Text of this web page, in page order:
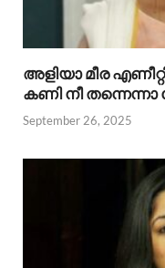
അളിയാ മീര
കണി നീ തന്നെന്നാ
September 26, 2025